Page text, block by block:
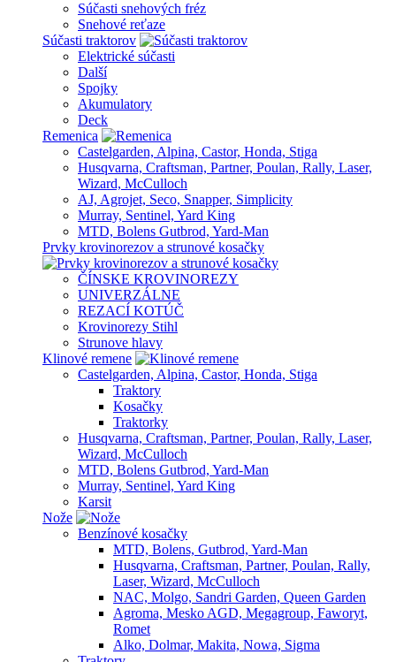
Súčasti snehových fréz
Snehové reťaze
Súčasti traktorov
Elektrické súčasti
Další
Spojky
Akumulatory
Deck
Remenica
Castelgarden, Alpina, Castor, Honda, Stiga
Husqvarna, Craftsman, Partner, Poulan, Rally, Laser,
Wizard, McCulloch
AJ, Agrojet, Seco, Snapper, Simplicity
Murray, Sentinel, Yard King
MTD, Bolens Gutbrod, Yard-Man
Prvky krovinorezov a strunové kosačky
ČÍNSKE KROVINOREZY
UNIVERZÁLNE
REZACÍ KOTÚČ
Krovinorezy Stihl
Strunove hlavy
Klinové remene
Castelgarden, Alpina, Castor, Honda, Stiga
Traktory
Kosačky
Traktorky
Husqvarna, Craftsman, Partner, Poulan, Rally, Laser,
Wizard, McCulloch
MTD, Bolens Gutbrod, Yard-Man
Murray, Sentinel, Yard King
Karsit
Nože
Benzínové kosačky
MTD, Bolens, Gutbrod, Yard-Man
Husqvarna, Craftsman, Partner, Poulan, Rally,
Laser, Wizard, McCulloch
NAC, Molgo, Sandri Garden, Queen Garden
Agroma, Mesko AGD, Megagroup, Faworyt,
Romet
Alko, Dolmar, Makita, Nowa, Sigma